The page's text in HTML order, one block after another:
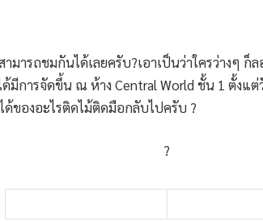
มารถชมกันได้เลยครับ?เอาเป็นว่าใครว่างๆ ก็
ด้มีการจัดขึ้น ณ ห้าง Central World ชั้น 1 ตั้งแ
ด้ของอะไรติดไม้ติดมือกลับไปครับ ?
?